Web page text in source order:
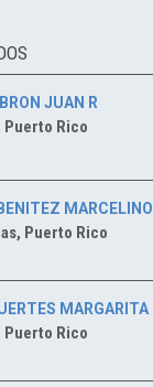
JUAN R
Puerto Rico
MARCELINO
Puerto Rico
MARGARITA
Puerto Rico